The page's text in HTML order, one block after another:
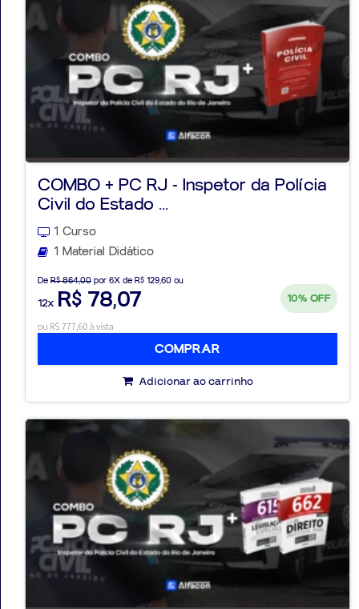
COMBO + PC RJ - Inspetor da Polícia
Civil do Estado ...
1 Curso
1 Material Didático
De R$ 864,00 por 6X de R$ 129,60 ou
12x R$ 78,07 10% OFF
ou R$ 777,60 à vista
COMPRAR
Adicionar ao carrinho